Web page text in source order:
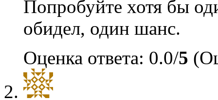
Попробуйте хотя бы
обидел, один шанс.
Оценка ответа: 0.0/5